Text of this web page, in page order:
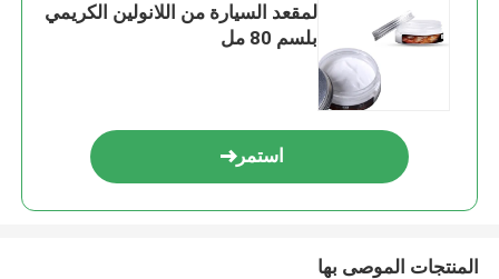
لمقعد السيارة من اللانولين الكريمي
بلسم 80 مل
استمر
المنتجات الموصى بها